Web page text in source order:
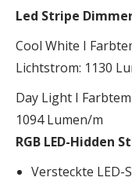
Led Stripe
Cool White I
Lichtstrom: 1130
Day Light I
1094 Lumen/m
RGB LED-Hidden
Versteckte